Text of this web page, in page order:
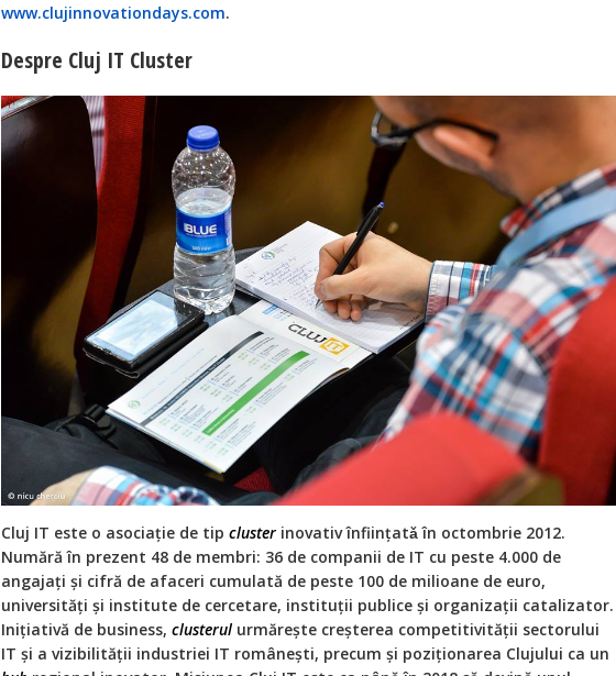
www.clujinnovationdays.com.
Despre Cluj IT Cluster
Cluj IT este o asociaţie de tip cluster inovativ înfiinţatǎ în octombrie 2012.
Numără în prezent 48 de membri: 36 de companii de IT cu peste 4.000 de
angajați și cifră de afaceri cumulată de peste 100 de milioane de euro,
universități și institute de cercetare, instituții publice și organizații catalizator.
Inițiativă de business, clusterul urmărește creșterea competitivității sectorului
IT și a vizibilității industriei IT românești, precum și poziționarea Clujului ca un